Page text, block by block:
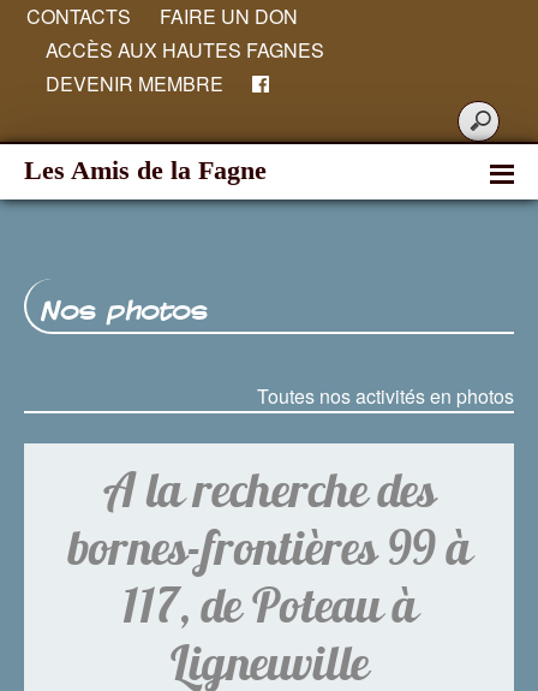
CONTACTS
FAIRE UN DON
ACCÈS AUX HAUTES FAGNES
DEVENIR MEMBRE
Les Amis de la Fagne
Nos photos
Toutes nos activités en photos
A la recherche des
bornes-frontières 99 à
117, de Poteau à
Ligneuville